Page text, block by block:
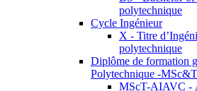
polytechnique
Cycle Ingénieur
X - Titre
polytechnique
Diplôme de formation
Polytechnique -MSc&T
MScT-AIAVC -